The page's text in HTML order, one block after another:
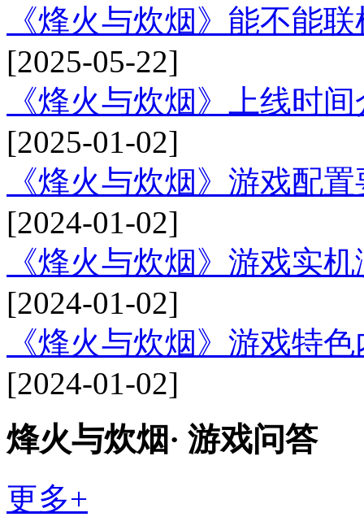
《烽火与炊烟》能不能联
[2025-05-22]
《烽火与炊烟》上线时
[2025-01-02]
《烽火与炊烟》游戏配
[2024-01-02]
《烽火与炊烟》游戏实
[2024-01-02]
《烽火与炊烟》游戏特
[2024-01-02]
烽火与炊烟· 游戏问答
更多+